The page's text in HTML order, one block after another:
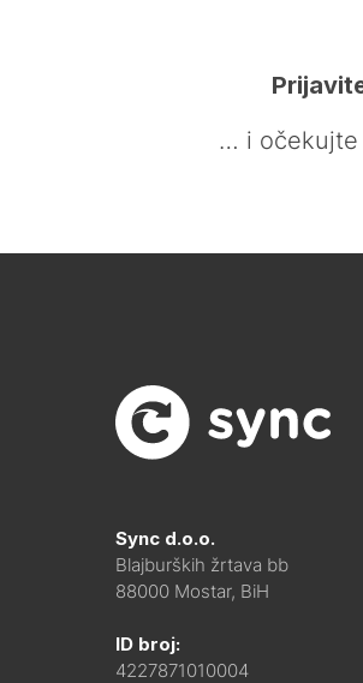
… i očekujte
Sync d.o.o.
Blajburških žrtava bb
88000 Mostar, BiH
ID broj:
4227871010004